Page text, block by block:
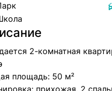
2-комнатная
площадь: 50 м²
прихожая, 2